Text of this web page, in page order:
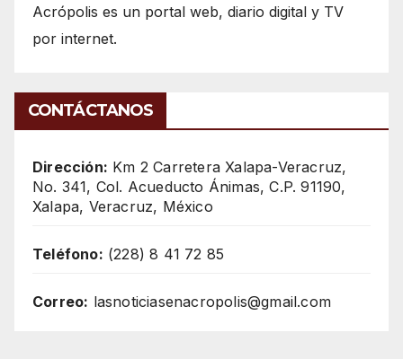
Acrópolis es un portal web, diario digital y TV
por internet.
CONTÁCTANOS
Dirección: Km 2 Carretera Xalapa-Veracruz,
No. 341, Col. Acueducto Ánimas, C.P. 91190,
Xalapa, Veracruz, México
Teléfono: (228) 8 41 72 85
Correo: lasnoticiasenacropolis@gmail.com